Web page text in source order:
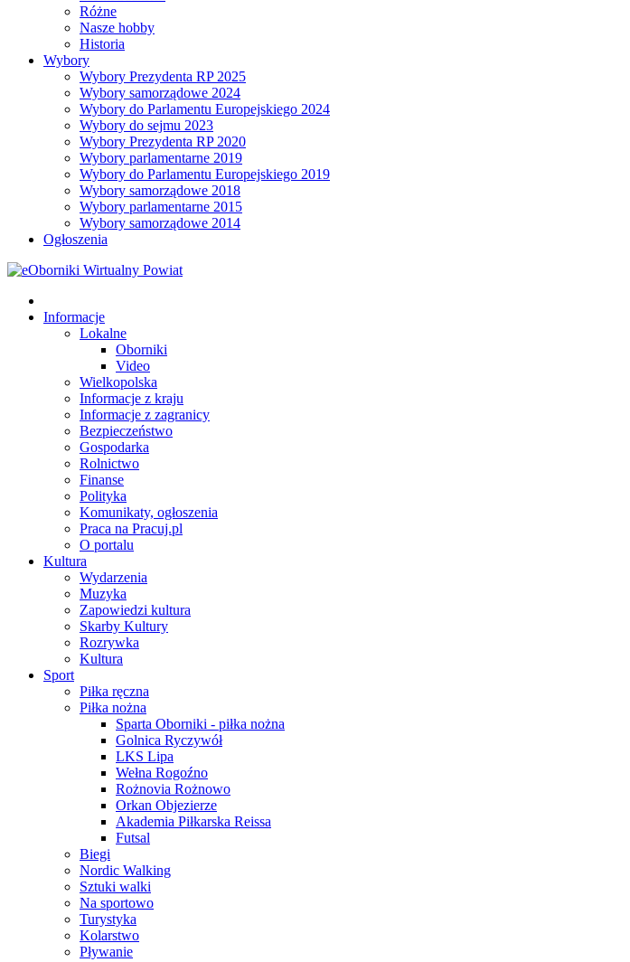
Różne
Nasze hobby
Historia
Wybory
Wybory Prezydenta RP 2025
Wybory samorządowe 2024
Wybory do Parlamentu Europejskiego 2024
Wybory do sejmu 2023
Wybory Prezydenta RP 2020
Wybory parlamentarne 2019
Wybory do Parlamentu Europejskiego 2019
Wybory samorządowe 2018
Wybory parlamentarne 2015
Wybory samorządowe 2014
Ogłoszenia
Informacje
Lokalne
Oborniki
Video
Wielkopolska
Informacje z kraju
Informacje z zagranicy
Bezpieczeństwo
Gospodarka
Rolnictwo
Finanse
Polityka
Komunikaty, ogłoszenia
Praca na Pracuj.pl
O portalu
Kultura
Wydarzenia
Muzyka
Zapowiedzi kultura
Skarby Kultury
Rozrywka
Kultura
Sport
Piłka ręczna
Piłka nożna
Sparta Oborniki - piłka nożna
Golnica Ryczywół
LKS Lipa
Wełna Rogoźno
Rożnovia Rożnowo
Orkan Objezierze
Akademia Piłkarska Reissa
Futsal
Biegi
Nordic Walking
Sztuki walki
Na sportowo
Turystyka
Kolarstwo
Pływanie